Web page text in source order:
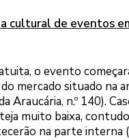
cultural de eventos
o evento
mercado situado na
Araucária, n.º 140).
muito baixa,
na parte interna